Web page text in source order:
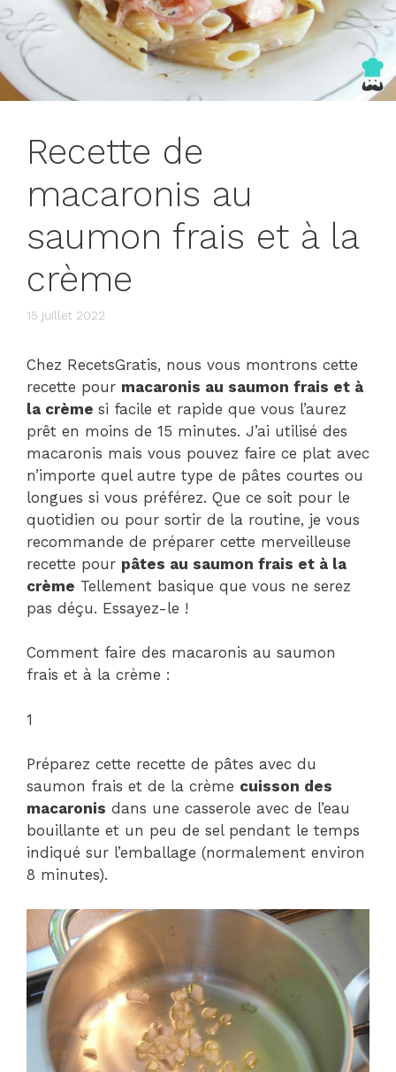
Recette de
macaronis au
saumon frais et à la
crème
15 juillet 2022
Chez RecetsGratis, nous vous montrons cette
recette pour macaronis au saumon frais et à
la crème si facile et rapide que vous l’aurez
prêt en moins de 15 minutes. J’ai utilisé des
macaronis mais vous pouvez faire ce plat avec
n’importe quel autre type de pâtes courtes ou
longues si vous préférez. Que ce soit pour le
quotidien ou pour sortir de la routine, je vous
recommande de préparer cette merveilleuse
recette pour pâtes au saumon frais et à la
crème Tellement basique que vous ne serez
pas déçu. Essayez-le !
Comment faire des macaronis au saumon
frais et à la crème :
1
Préparez cette recette de pâtes avec du
saumon frais et de la crème cuisson des
macaronis dans une casserole avec de l’eau
bouillante et un peu de sel pendant le temps
indiqué sur l’emballage (normalement environ
8 minutes).